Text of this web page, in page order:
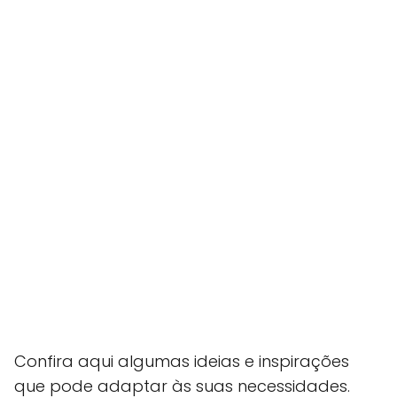
Confira aqui algumas ideias e inspirações
que pode adaptar às suas necessidades.